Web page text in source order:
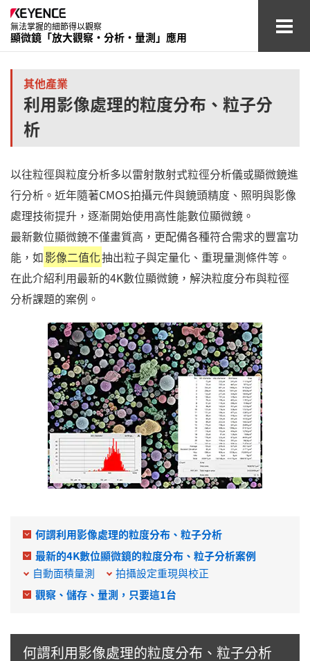
無法掌握的細節得以觀察
顯微鏡「放大觀察‧分析‧量測」應用
汽車/
電子元件產業
醫療/醫藥/
化學/材料/素材產業
其他產業
術語集
查看型錄 聯繫 / 詢價
其他產業
利用影像處理的粒度分布、粒子分
析
以往粒徑與粒度分析多以雷射散射式粒徑分析儀或顯微鏡進
行分析。近年隨著CMOS拍攝元件與鏡頭精度、照明與影像
處理技術提升，逐漸開始使用高性能數位顯微鏡。
最新數位顯微鏡不僅畫質高，更配備各種符合需求的豐富功
能，如影像二值化抽出粒子與定量化、重現量測條件等。
在此介紹利用最新的4K數位顯微鏡，解決粒度分布與粒徑
分析課題的案例。
何謂利用影像處理的粒度分布、粒子分析
最新的4K數位顯微鏡的粒度分布、粒子分析案例
自動面積量測
拍攝設定重現與校正
觀察、儲存、量測，只要這1台
何謂利用影像處理的粒度分布、粒子分析